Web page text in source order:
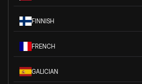
FINNISH
FRENCH
GALICIAN